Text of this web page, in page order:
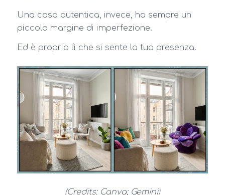
Una casa autentica, invece, ha sempre un
piccolo margine di imperfezione.
Ed è proprio lì che si sente la tua presenza.
(Credits: Canva; Gemini)